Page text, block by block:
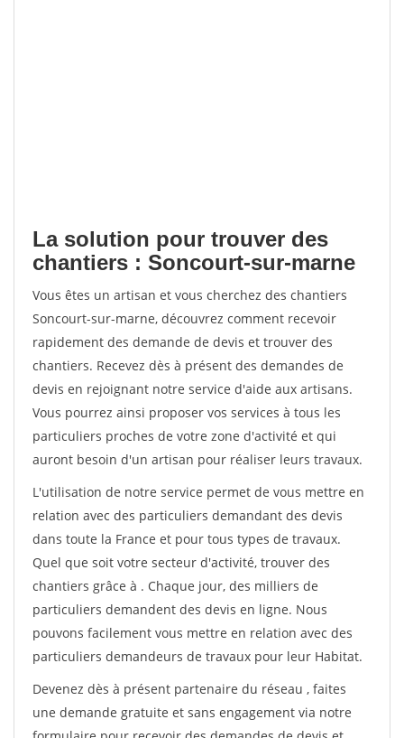
La solution pour trouver des
chantiers : Soncourt-sur-marne
Vous êtes un artisan et vous cherchez des chantiers
Soncourt-sur-marne, découvrez comment recevoir
rapidement des demande de devis et trouver des
chantiers. Recevez dès à présent des demandes de
devis en rejoignant notre service d'aide aux artisans.
Vous pourrez ainsi proposer vos services à tous les
particuliers proches de votre zone d'activité et qui
auront besoin d'un artisan pour réaliser leurs travaux.
L'utilisation de notre service permet de vous mettre en
relation avec des particuliers demandant des devis
dans toute la France et pour tous types de travaux.
Quel que soit votre secteur d'activité, trouver des
chantiers grâce à . Chaque jour, des milliers de
particuliers demandent des devis en ligne. Nous
pouvons facilement vous mettre en relation avec des
particuliers demandeurs de travaux pour leur Habitat.
Devenez dès à présent partenaire du réseau , faites
une demande gratuite et sans engagement via notre